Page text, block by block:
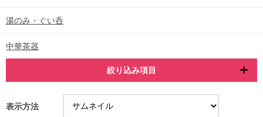
湯のみ・ぐい呑
中華茶器
絞り込み項目
表示方法